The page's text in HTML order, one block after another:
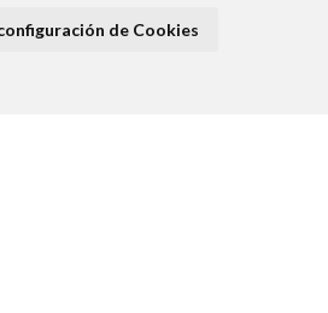
de Cookies